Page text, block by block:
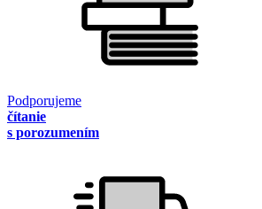
Podporujeme
čítanie
s porozumením